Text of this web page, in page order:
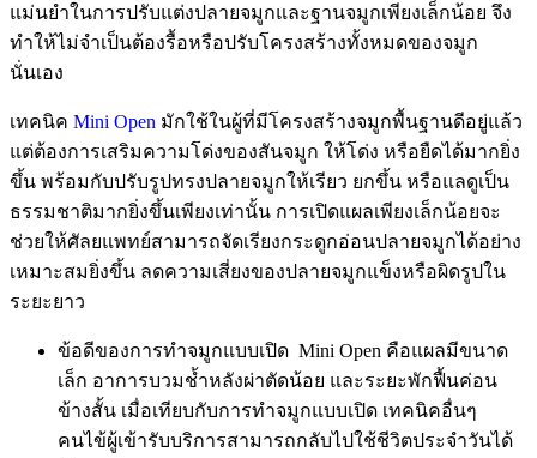
แม่นยำในการปรับแต่งปลายจมูกและฐานจมูกเพียงเล็กน้อย จึง
ทำให้ไม่จำเป็นต้องรื้อหรือปรับโครงสร้างทั้งหมดของจมูก
นั่นเอง
เทคนิค Mini Open มักใช้ในผู้ที่มีโครงสร้างจมูกพื้นฐานดีอยู่แล้ว
แต่ต้องการเสริมความโด่งของสันจมูก ให้โด่ง หรือยืดได้มากยิ่ง
ขึ้น พร้อมกับปรับรูปทรงปลายจมูกให้เรียว ยกขึ้น หรือแลดูเป็น
ธรรมชาติมากยิ่งขึ้นเพียงเท่านั้น การเปิดแผลเพียงเล็กน้อยจะ
ช่วยให้ศัลยแพทย์สามารถจัดเรียงกระดูกอ่อนปลายจมูกได้อย่าง
เหมาะสมยิ่งขึ้น ลดความเสี่ยงของปลายจมูกแข็งหรือผิดรูปใน
ระยะยาว
ข้อดีของการทำจมูกแบบเปิด Mini Open คือแผลมีขนาด
เล็ก อาการบวมช้ำหลังผ่าตัดน้อย และระยะพักฟื้นค่อน
ข้างสั้น เมื่อเทียบกับการทำจมูกแบบเปิด เทคนิคอื่นๆ
คนไข้ผู้เข้ารับบริการสามารถกลับไปใช้ชีวิตประจำวันได้